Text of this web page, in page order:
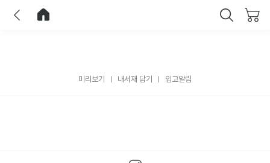
미리보기 내서재 담기 입고알림